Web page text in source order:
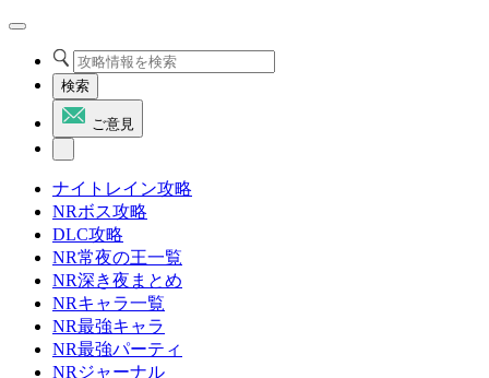
検索
ご意見
ナイトレイン攻略
NRボス攻略
DLC攻略
NR常夜の王一覧
NR深き夜まとめ
NRキャラ一覧
NR最強キャラ
NR最強パーティ
NRジャーナル